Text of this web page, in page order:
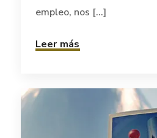
empleo, nos [...]
Leer más